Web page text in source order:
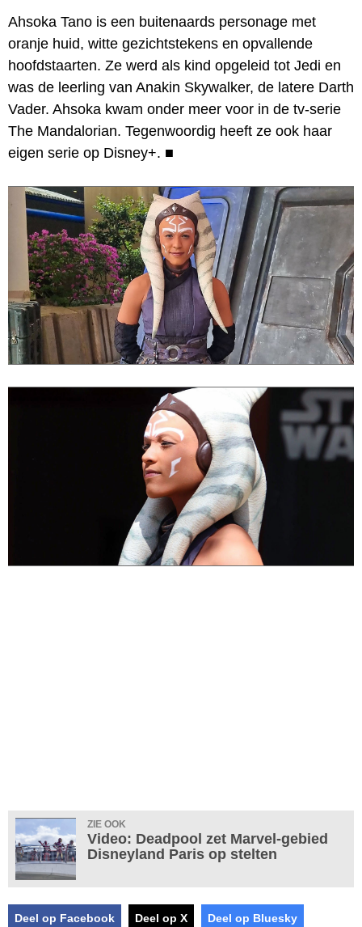
Ahsoka Tano is een buitenaards personage met
oranje huid, witte gezichtstekens en opvallende
hoofdstaarten. Ze werd als kind opgeleid tot Jedi en
was de leerling van Anakin Skywalker, de latere Darth
Vader. Ahsoka kwam onder meer voor in de tv-serie
The Mandalorian. Tegenwoordig heeft ze ook haar
eigen serie op Disney+. ■
ZIE OOK
Video: Deadpool zet Marvel-gebied
Disneyland Paris op stelten
Deel op Facebook Deel op X Deel op Bluesky